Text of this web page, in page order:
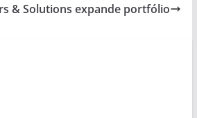
& Solutions expande portfólio